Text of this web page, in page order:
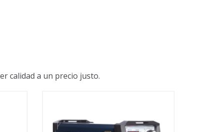
calidad a un precio justo.